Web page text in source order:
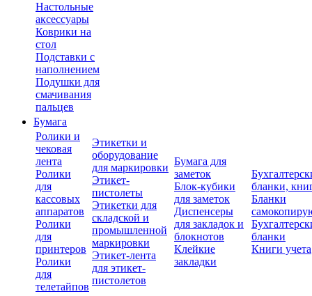
Настольные
аксессуары
Коврики на
стол
Подставки с
наполнением
Подушки для
смачивания
пальцев
Бумага
Ролики и
чековая
лента
Ролики
для
кассовых
аппаратов
Ролики
для
принтеров
Ролики
для
телетайпов
Этикетки и
оборудование
для маркировки
Этикет-
пистолеты
Этикетки для
складской и
промышленной
маркировки
Этикет-лента
для этикет-
пистолетов
Бумага для
заметок
Блок-кубики
для заметок
Диспенсеры
для закладок и
блокнотов
Клейкие
закладки
бланки,
Бланки
бланки
Книги учета